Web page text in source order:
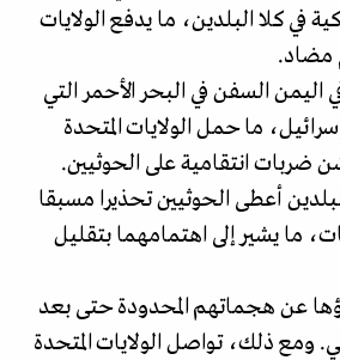
في كلا البلدين، ما يدفع الولايات
مضاد.
السفن في البحر الأحمر التي
ما حمل الولايات المتحدة
ضربات انتقامية على الحوثيين.
أعطى الحوثيين تحذيرا مسبقا
ما يشير إلى اهتمامهما بتقليل
عن هجماتهم المحدودة حتى بعد
ومع ذلك، تواصل الولايات المتحدة